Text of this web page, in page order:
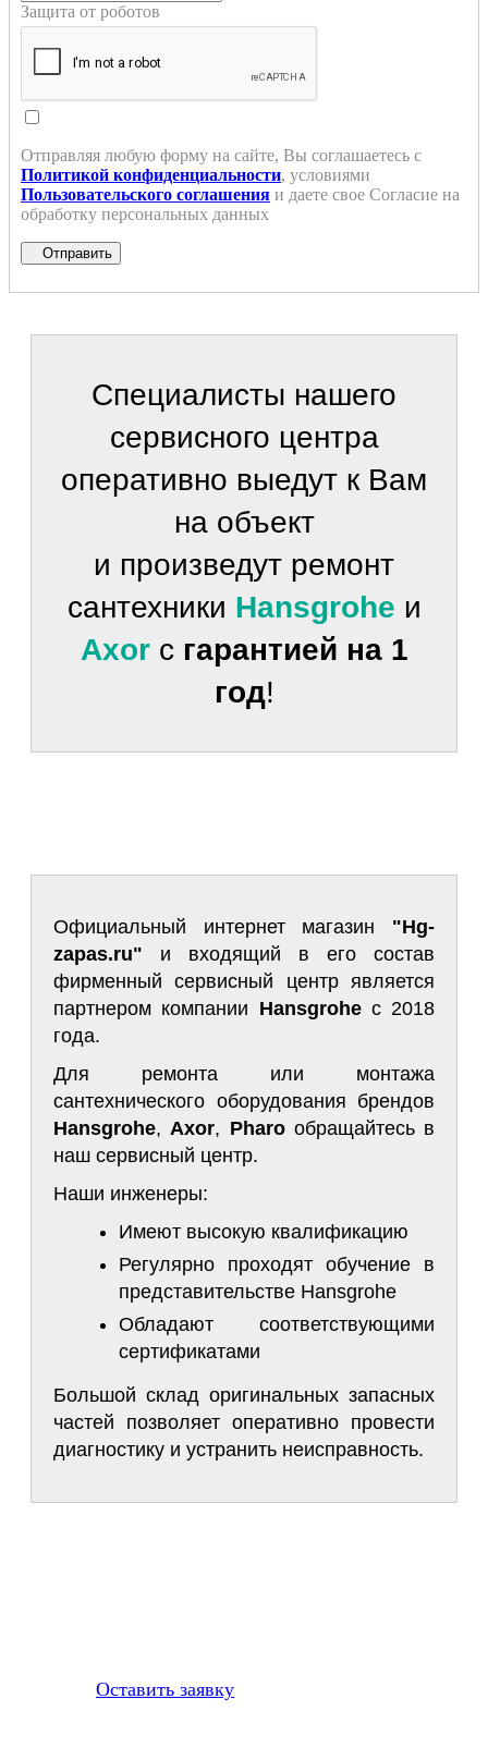
Защита от роботов
Отправляя любую форму на сайте, Вы соглашаетесь с
Политикой конфиденциальности, условиями
Пользовательского соглашения и даете свое Согласие на
обработку персональных данных
Отправить
Специалисты нашего
сервисного центра
оперативно выедут к Вам
на объект
и произведут ремонт
сантехники Hansgrohe и
Axorс гарантией на 1
год!
Официальный интернет магазин "Hg-
zapas.ru" и входящий в его состав
фирменный сервисный центр является
партнером компании Hansgroheс 2018
года.
Для ремонта или монтажа
сантехнического оборудования брендов
Hansgrohe,Axor, Pharoобращайтесь в
наш сервисный центр.
Наши инженеры:
Имеют высокую квалификацию
Регулярно проходят обучение в
представительстве Hansgrohe
Обладают соответствующими
сертификатами
Большой склад оригинальных запасных
частей позволяет оперативно провести
диагностику и устранить неисправность.
Оставить заявку